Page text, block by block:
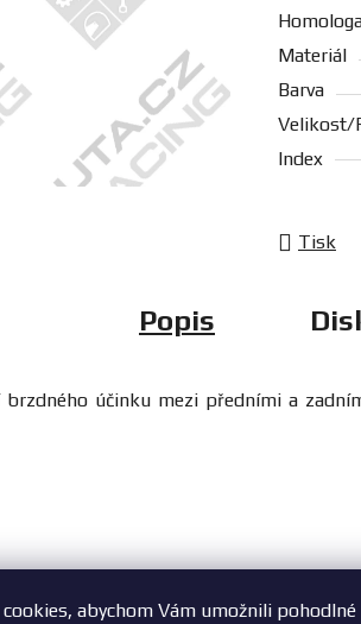
cookies, abychom Vám umožnili
Materiál
Barva
Velikost/
Index
Tisk
Popis
účinku mezi předními a